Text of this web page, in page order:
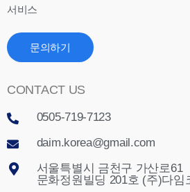
서비스
문의하기
CONTACT US
0505-719-7123
daim.korea@gmail.com
서울특별시 금천구 가산로61
문화정원빌딩 201호 (주)다임